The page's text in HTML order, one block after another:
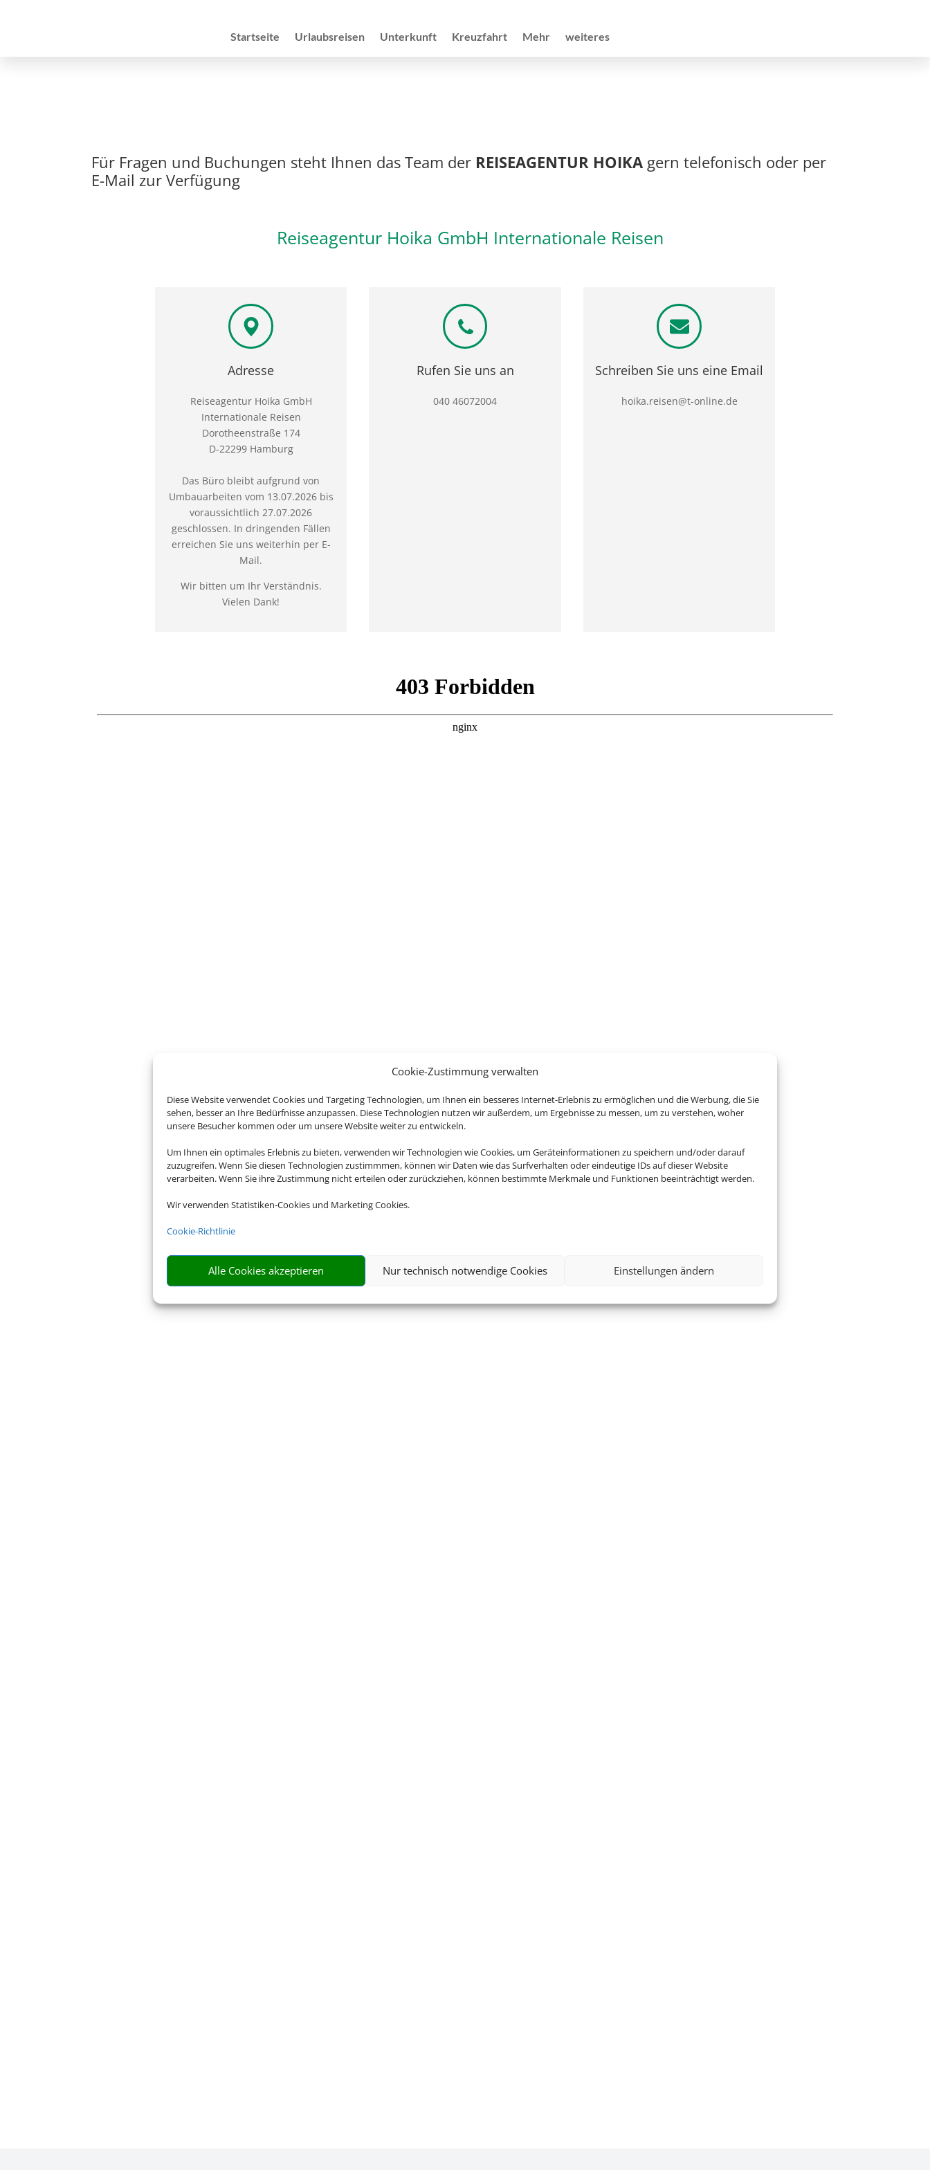
Cookie-Zustimmung verwalten
Diese Website verwendet Cookies und Targeting Technologien, um Ihnen ein besseres Internet-Erlebnis zu ermöglichen und die Werbung, die Sie
sehen, besser an Ihre Bedürfnisse anzupassen. Diese Technologien nutzen wir außerdem, um Ergebnisse zu messen, um zu verstehen, woher
unsere Besucher kommen oder um unsere Website weiter zu entwickeln.
Um Ihnen ein optimales Erlebnis zu bieten, verwenden wir Technologien wie Cookies, um Geräteinformationen zu speichern und/oder darauf
zuzugreifen. Wenn Sie diesen Technologien zustimmmen, können wir Daten wie das Surfverhalten oder eindeutige IDs auf dieser Website
verarbeiten. Wenn Sie ihre Zustimmung nicht erteilen oder zurückziehen, können bestimmte Merkmale und Funktionen beeinträchtigt werden.
Wir verwenden Statistiken-Cookies und Marketing Cookies.
Cookie-Richtlinie
Alle Cookies akzeptieren Nur technisch notwendige Cookies Einstellungen ändern
Startseite Urlaubsreisen Unterkunft Kreuzfahrt Mehr weiteres
Für Fragen und Buchungen steht Ihnen das Team der REISEAGENTUR HOIKA gern telefonisch oder per
E-Mail zur Verfügung
Reiseagentur Hoika GmbH Internationale Reisen
Adresse
Reiseagentur Hoika GmbH
Internationale Reisen
Dorotheenstraße 174
D-22299 Hamburg
Das Büro bleibt aufgrund von
Umbauarbeiten vom 13.07.2026 bis
voraussichtlich 27.07.2026
geschlossen. In dringenden Fällen
erreichen Sie uns weiterhin per E-
Mail.
Wir bitten um Ihr Verständnis.
Vielen Dank!
Rufen Sie uns an
040 46072004
Schreiben Sie uns eine Email
hoika.reisen@t-online.de